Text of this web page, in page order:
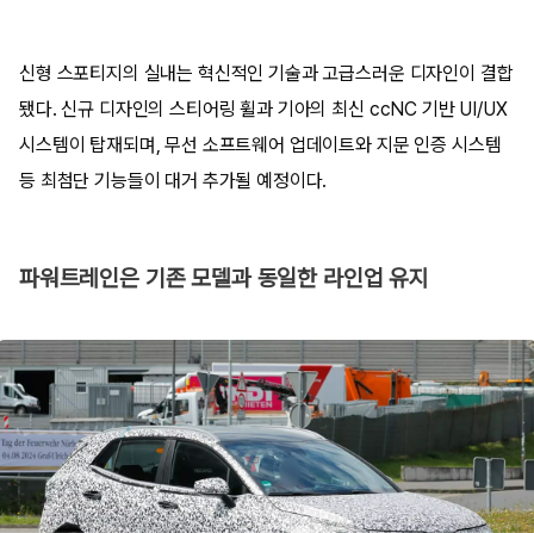
신형 스포티지의 실내는 혁신적인 기술과 고급스러운 디자인이 결합
됐다. 신규 디자인의 스티어링 휠과 기아의 최신 ccNC 기반 UI/UX
시스템이 탑재되며, 무선 소프트웨어 업데이트와 지문 인증 시스템
등 최첨단 기능들이 대거 추가될 예정이다.
파워트레인은 기존 모델과 동일한 라인업 유지